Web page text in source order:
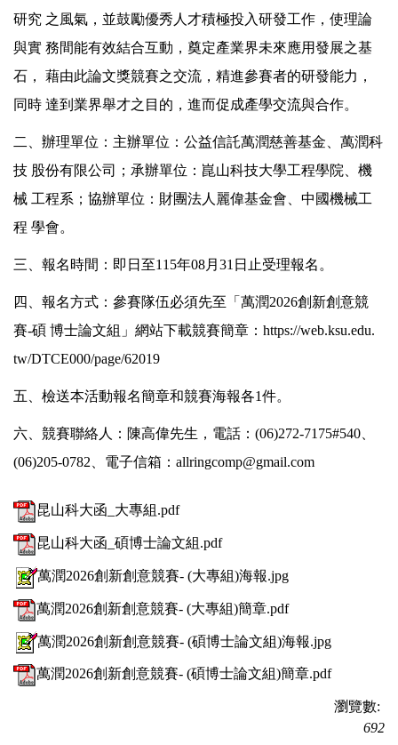
研究 之風氣，並鼓勵優秀人才積極投入研發工作，使理論
與實 務間能有效結合互動，奠定產業界未來應用發展之基
石， 藉由此論文獎競賽之交流，精進參賽者的研發能力，
同時 達到業界舉才之目的，進而促成產學交流與合作。
二、辦理單位：主辦單位：公益信託萬潤慈善基金、萬潤科
技 股份有限公司；承辦單位：崑山科技大學工程學院、機
械 工程系；協辦單位：財團法人麗偉基金會、中國機械工
程 學會。
三、報名時間：即日至115年08月31日止受理報名。
四、報名方式：參賽隊伍必須先至「萬潤2026創新創意競
賽-碩 博士論文組」網站下載競賽簡章： https://web.ksu.edu.
tw/DTCE000/page/62019
五、檢送本活動報名簡章和競賽海報各1件。
六、競賽聯絡人：陳高偉先生，電話：(06)272-7175#540、
(06)205-0782、電子信箱：allringcomp@gmail.com
昆山科大函_大專組.pdf
昆山科大函_碩博士論文組.pdf
萬潤2026創新創意競賽- (大專組)海報.jpg
萬潤2026創新創意競賽- (大專組)簡章.pdf
萬潤2026創新創意競賽- (碩博士論文組)海報.jpg
萬潤2026創新創意競賽- (碩博士論文組)簡章.pdf
瀏覽數:
692